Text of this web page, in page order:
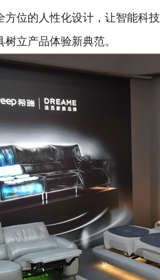
方位的人性化设计，让智能科
立产品体验新典范。